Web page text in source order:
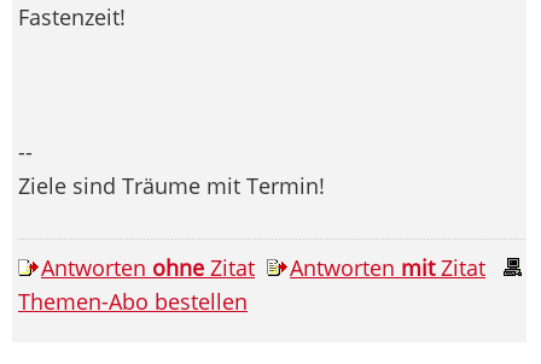
Fastenzeit!
--
Ziele sind Träume mit Termin!
Antworten ohne Zitat Antworten mitZitat
Themen-Abo bestellen